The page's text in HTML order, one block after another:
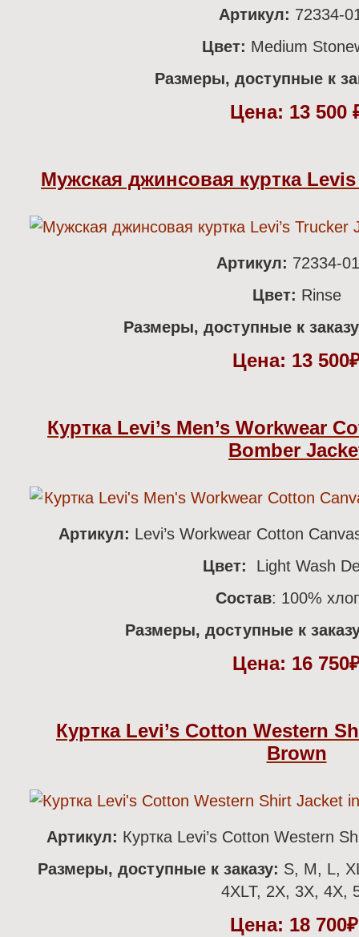
Артикул: 72334-
Цвет: Medium
Размеры, доступные к
Цена: 13 500
Мужская джинсовая куртка
Артикул: 72334-
Цвет: Rinse
Размеры, доступные к
Цена: 13 500
Куртка Levi’s Men’s Workwear
Bomber
Артикул: Levi’s Workwear Cotton
Цвет:
Light Wash
Состав: 100%
Размеры, доступные к
Цена: 16
Куртка Levi’s Cotton Western
Brown
Артикул: Куртка Levi’s Cotton Western
Размеры, доступные к заказу: S, M, L,
4XLT, 2X, 3X, 4X,
Цена: 18